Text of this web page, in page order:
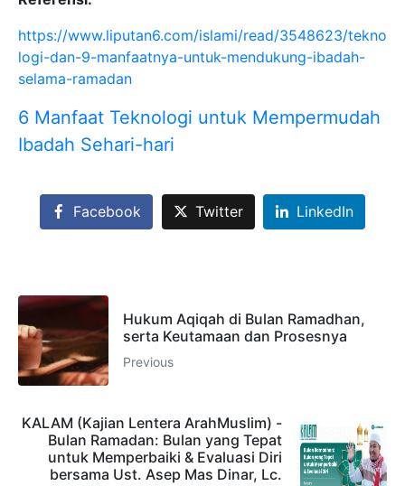
https://www.liputan6.com/islami/read/3548623/tekno
logi-dan-9-manfaatnya-untuk-mendukung-ibadah-
selama-ramadan
6 Manfaat Teknologi untuk Mempermudah
Ibadah Sehari-hari
Facebook Twitter LinkedIn
Hukum Aqiqah di Bulan Ramadhan,
serta Keutamaan dan Prosesnya
Previous
KALAM (Kajian Lentera ArahMuslim) -
Bulan Ramadan: Bulan yang Tepat
untuk Memperbaiki & Evaluasi Diri
bersama Ust. Asep Mas Dinar, Lc.